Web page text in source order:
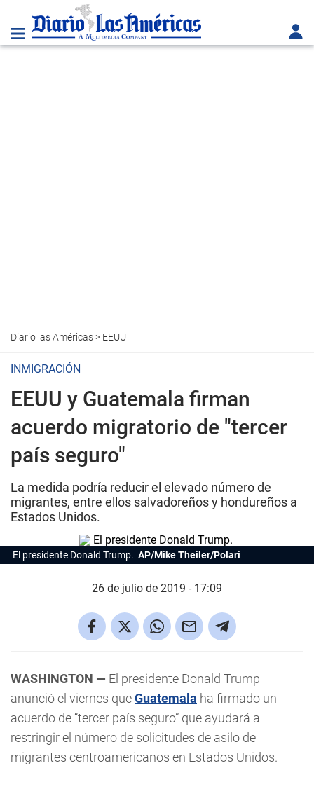
Diario las Américas> EEUU
INMIGRACIÓN
EEUU y Guatemala firman
acuerdo migratorio de "tercer
país seguro"
La medida podría reducir el elevado número de
migrantes, entre ellos salvadoreños y hondureños a
Estados Unidos.
El presidente Donald Trump. AP/Mike Theiler/Polari
26 de julio de 2019 - 17:09
WASHINGTON — El presidente Donald Trump
anunció el viernes queGuatemala ha firmado un
acuerdo de “tercer país seguro” que ayudará a
restringir el número de solicitudes de asilo de
migrantes centroamericanos en Estados Unidos.